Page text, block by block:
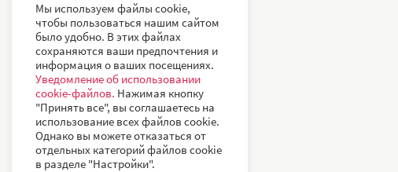
Мы используем файлы cookie,
чтобы пользоваться нашим сайтом
было удобно. В этих файлах
сохраняются ваши предпочтения и
информация о ваших посещениях.
Уведомление об использовании
cookie-файлов. Нажимая кнопку
"Принять все", вы соглашаетесь на
использование всех файлов cookie.
Однако вы можете отказаться от
отдельных категорий файлов cookie
в разделе "Настройки".